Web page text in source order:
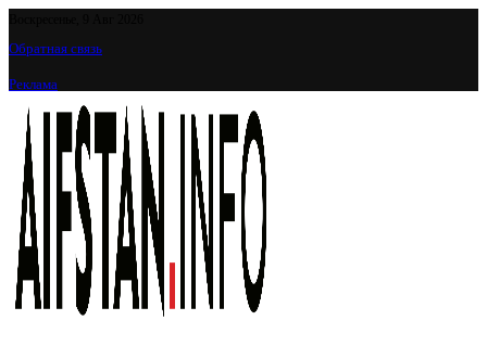
Обратная связь
Реклама